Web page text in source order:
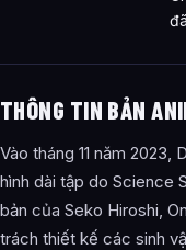
THÔNG TIN BẢN
Vào tháng 11 năm
hình dài tập do Science
bản của Seko Hiroshi,
trách thiết kế các sinh